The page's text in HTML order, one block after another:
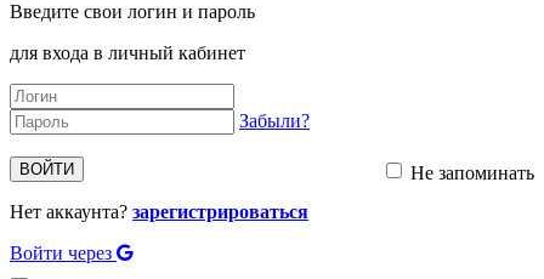
Введите свои логин и пароль
для входа в личный кабинет
Забыли?
ВОЙТИ
Не запоминать
Нет аккаунта? зарегистрироваться
Войти через